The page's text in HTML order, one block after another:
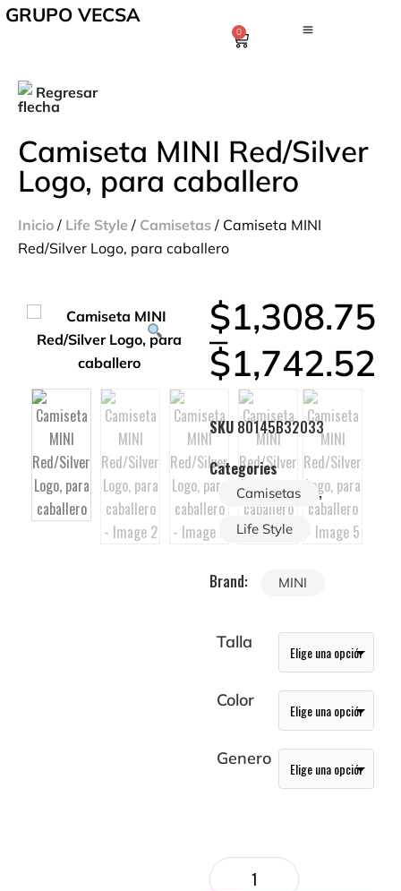
GRUPO VECSA
0
Regresar
Camiseta MINI Red/Silver
Logo, para caballero
Inicio / Life Style / Camisetas / Camiseta MINI
Red/Silver Logo, para caballero
$1,308.75
–
$1,742.52
SKU 80145B32033
Categories
Camisetas ,
Life Style
Brand: MINI
Talla
Color
Genero